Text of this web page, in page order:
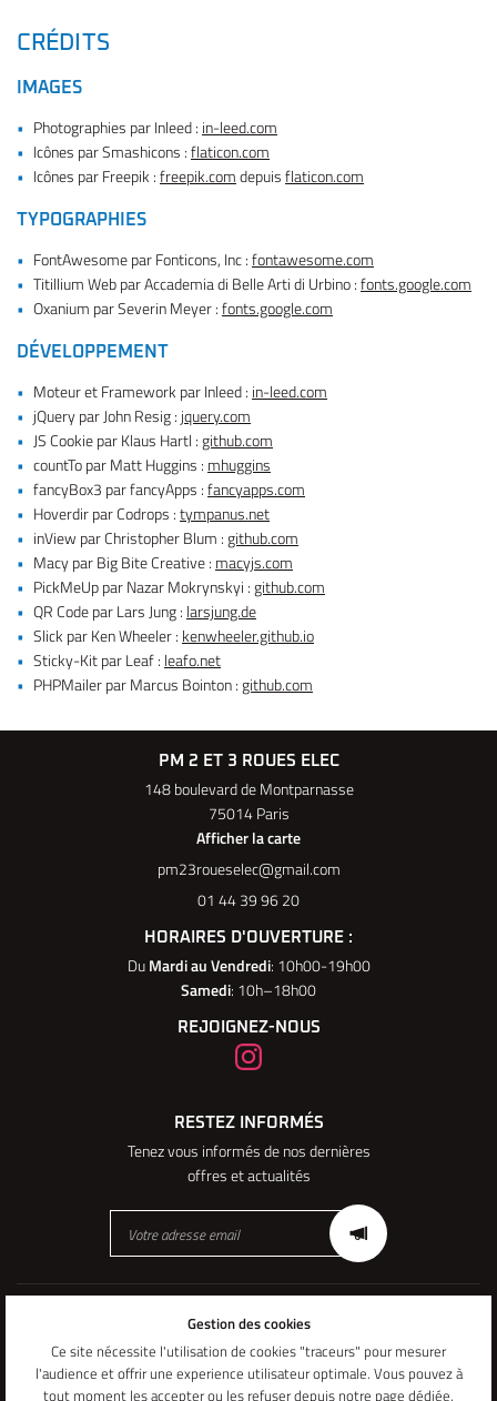
Accueil
services
– Scooters
Vélos
Trottinettes
E-Shop
Avis
Actualités
Contact
RESTEZ
INSCRIPTION
CRÉDITS
IMAGES
Photographies par Inleed : in-leed.com
Icônes par Smashicons :flaticon.com
Icônes par Freepik :freepik.comdepuisflaticon.com
TYPOGRAPHIES
FontAwesome par Fonticons, Inc :fontawesome.com
Titillium Web par Accademia di Belle Arti di Urbino :fonts.google.com
Oxanium par Severin Meyer :fonts.google.com
DÉVELOPPEMENT
Moteur et Framework par Inleed : in-leed.com
jQuery par John Resig : jquery.com
JS Cookie par Klaus Hartl :github.com
countTo par Matt Huggins : mhuggins
fancyBox3 par fancyApps :fancyapps.com
Hoverdir par Codrops :tympanus.net
inView par Christopher Blum :github.com
Macy par Big Bite Creative : macyjs.com
PickMeUp par Nazar Mokrynskyi :github.com
QR Code par Lars Jung : larsjung.de
Slick par Ken Wheeler : kenwheeler.github.io
Sticky-Kit par Leaf : leafo.net
PHPMailer par Marcus Bointon :github.com
PM 2 ET 3 ROUES ELEC
148 boulevard de Montparnasse
75014 Paris
Afficher la carte
01 44 39 96 20
HORAIRES D'OUVERTURE :
DuMardi au Vendredi: 10h00-19h00
Samedi: 10h–18h00
REJOIGNEZ-NOUS
RESTEZ INFORMÉS
Tenez vous informés de nos dernières
offres et actualités
Conditions générales d'utilisation
Politique de confidentialité
Gestion des cookies
Sitemap
Gestion des cookies
Ce site nécessite l'utilisation de cookies "traceurs" pour mesurer
l'audience et offrir une experience utilisateur optimale. Vous pouvez à
tout moment les accepter ou les refuser depuis notre page dédiée.